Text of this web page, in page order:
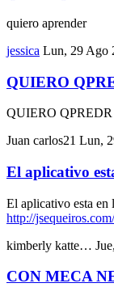
quiero aprender
jessica Lun, 29 Ago
QUIERO
QUIERO
Juan carlos21 Lun,
El aplicativo
El aplicativo esta en
http://
kimberly katte…
CON MECA